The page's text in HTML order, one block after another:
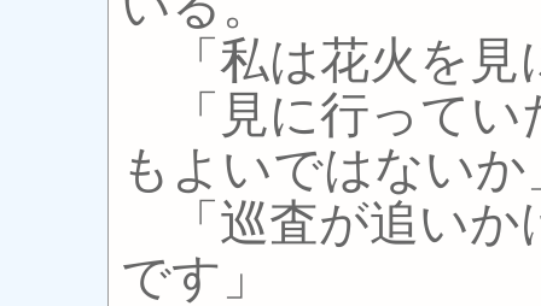
「私は花火を見
「見に行ってい
もよいではないか
「巡査が追いか
です」